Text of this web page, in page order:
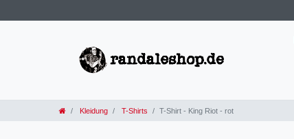
Kleidung T-Shirts T-Shirt - King Riot - rot